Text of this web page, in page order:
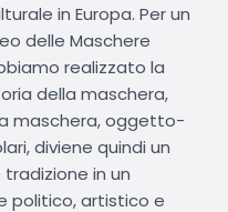
in Europa. Per un
delle Maschere
realizzato la
della maschera,
maschera, oggetto-
diviene quindi un
in un
politico, artistico e